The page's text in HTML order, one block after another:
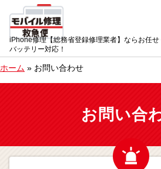
iPhone修理【総務省登録修理業者】ならお任
バッテリー対応！
ホーム » お問い合わせ
お問い合